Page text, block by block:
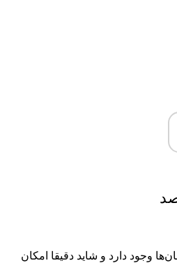
وجود دارد و شاید دقیقا امکان